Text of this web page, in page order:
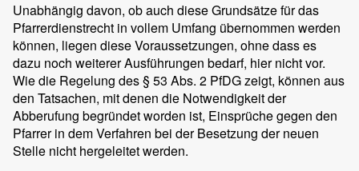
Unabhängig davon, ob auch diese Grundsätze für das
Pfarrerdienstrecht in vollem Umfang übernommen werden
können, liegen diese Voraussetzungen, ohne dass es
dazu noch weiterer Ausführungen bedarf, hier nicht vor.
Wie die Regelung des § 53 Abs. 2 PfDG zeigt, können aus
den Tatsachen, mit denen die Notwendigkeit der
Abberufung begründet worden ist, Einsprüche gegen den
Pfarrer in dem Verfahren bei der Besetzung der neuen
Stelle nicht hergeleitet werden.